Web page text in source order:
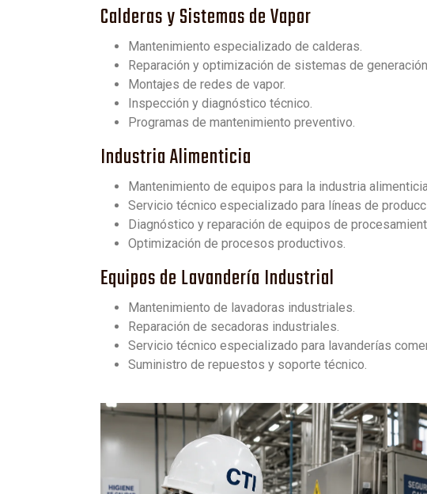
Calderas y Sistemas de Vapor
Mantenimiento especializado de calderas.
Reparación y optimización de sistemas de
Montajes de redes de vapor.
Inspección y diagnóstico técnico.
Programas de mantenimiento preventivo.
Industria Alimenticia
Mantenimiento de equipos para la industria
Servicio técnico especializado para líneas de
Diagnóstico y reparación de equipos de
Optimización de procesos productivos.
Equipos de Lavandería Industrial
Mantenimiento de lavadoras industriales.
Reparación de secadoras industriales.
Servicio técnico especializado para lavanderías
Suministro de repuestos y soporte técnico.